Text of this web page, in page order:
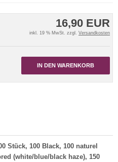
16,90 EUR
inkl. 19 % MwSt. zzgl. Versandkosten
IN DEN WARENKORB
Stück, 100 Black, 100 naturel
(white/blue/black haze), 150